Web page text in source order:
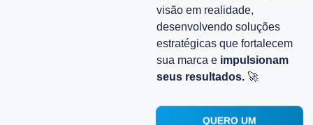
visão em realidade,
desenvolvendo soluções
estratégicas que fortalecem
sua marca e impulsionam
seus resultados. 🚀
QUERO UM